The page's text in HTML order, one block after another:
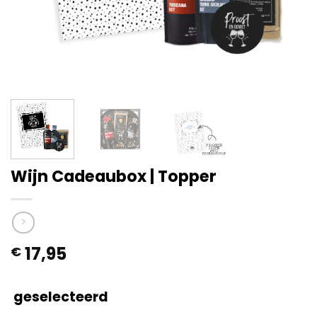
Wijn Cadeaubox | Topper
€ 17,95
geselecteerd